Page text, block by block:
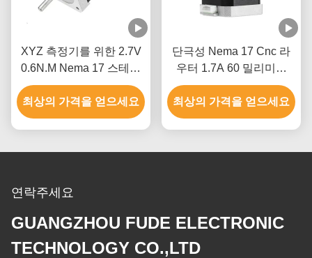
XYZ 측정기를 위한 2.7V
0.6N.M Nema 17 스테핑
모터
최상의 가격을 얻으세요
단극성 Nema 17 Cnc 라
우터 1.7A 60 밀리미터
3018 Cnc 스텝 모터
최상의 가격을 얻으세요
연락주세요
GUANGZHOU FUDE ELECTRONIC
TECHNOLOGY CO.,LTD